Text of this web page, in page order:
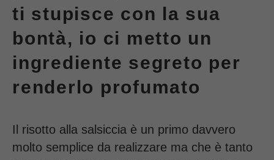
ti stupisce con la sua
bontà, io ci metto un
ingrediente segreto per
renderlo profumato
Il risotto alla salsiccia è un primo davvero
molto semplice da realizzare ma che è tanto